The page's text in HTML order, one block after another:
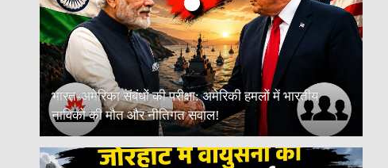
भारत-अमेरिका संबंधों की परीक्षा: अमेरिकी हमलों में भारतीय
नाविकों की मौत और नीतिगत सवाल!